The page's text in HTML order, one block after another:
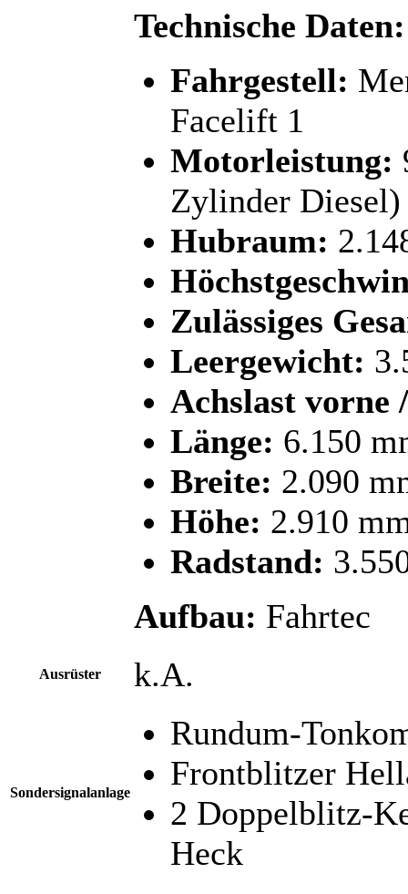
Technische Daten:
Fahrgestell:
Facelift 1
Motorleistung:
Zylinder Diesel)
Hubraum:
Zulässiges
Leergewicht:
Achslast vorne
Länge: 6.150
Breite: 2.090
Höhe: 2.910
Radstand:
Aufbau: Fahrtec
Ausrüster k.A.
Sondersignalanlage
Rundum-
Frontblitzer
2 Doppelblitz-
Heck